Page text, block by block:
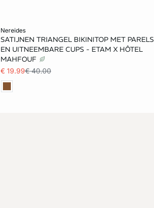
nereides
SATIJNEN TRIANGEL BIKINITOP MET PARELS
EN UITNEEMBARE CUPS - ETAM X HÔTEL
MAHFOUF
€ 19.99€ 40.00
34 36 38 40